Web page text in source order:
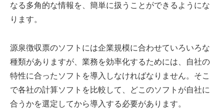
なる多角的な情報を、簡単に扱うことができるようにな
ります。
源泉徴収票のソフトには企業規模に合わせていろいろな
種類がありますが、業務を効率化するためには、自社の
特性に合ったソフトを導入しなければなりません。そこ
で各社の計算ソフトを比較して、どこのソフトが自社に
合うかを選定してから導入する必要があります。